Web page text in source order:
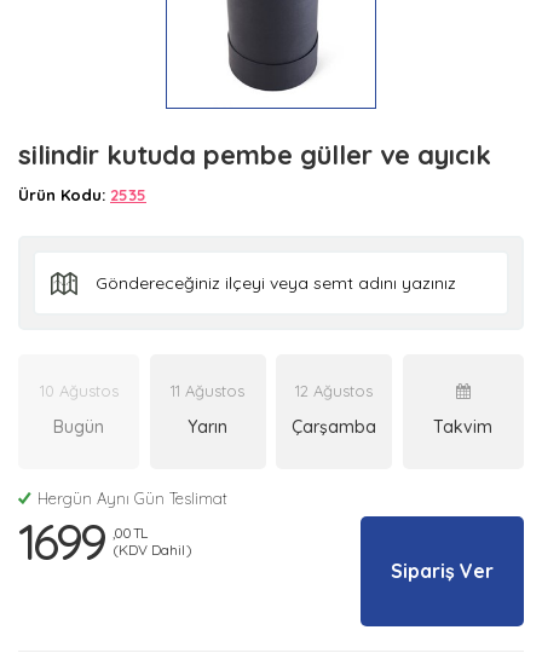
silindir kutuda pembe güller ve ayıcık
Ürün Kodu: 2535
10 Ağustos
Bugün
11 Ağustos
Yarın
12 Ağustos
Çarşamba Takvim
Hergün Aynı Gün Teslimat
1699 ,00 TL
(KDV Dahil)
Sipariş Ver